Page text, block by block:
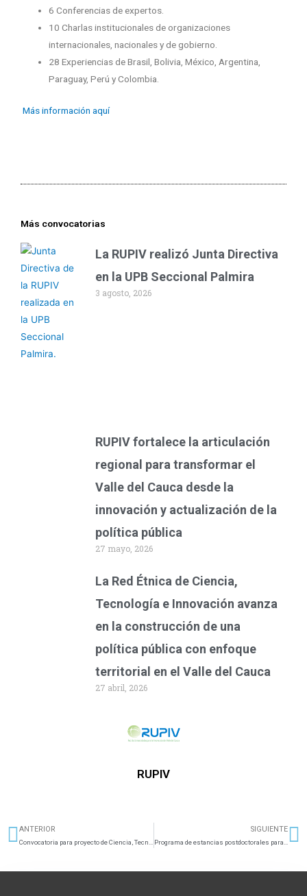
RUPIV
6 Conferencias de expertos.
10 Charlas institucionales de organizaciones
internacionales, nacionales y de gobierno.
28 Experiencias de Brasil, Bolivia, México, Argentina,
Paraguay, Perú y Colombia.
Más información aquí
Más convocatorias
La RUPIV realizó Junta Directiva
en la UPB Seccional Palmira
3 agosto, 2026
RUPIV fortalece la articulación
regional para transformar el
Valle del Cauca desde la
innovación y actualización de la
política pública
27 mayo, 2026
La Red Étnica de Ciencia,
Tecnología e Innovación avanza
en la construcción de una
política pública con enfoque
territorial en el Valle del Cauca
27 abril, 2026
Ant
ANTERIOR SIGUIENTE